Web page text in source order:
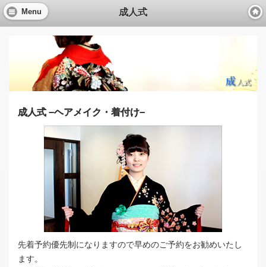
Menu 成人式
成人式 −ヘアメイク・着付け−
先着予約優先制になりますので早めのご予約をお勧めいたし
ます。